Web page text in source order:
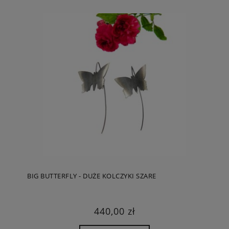
BIG BUTTERFLY - DUŻE KOLCZYKI SZARE
440,00 zł